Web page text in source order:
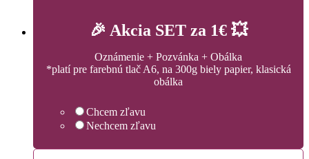
🎉 Akcia SET za 1€ 💥
Oznámenie + Pozvánka + Obálka
*platí pre farebnú tlač A6, na 300g biely papier, klasická
obálka
Chcem zľavu
Nechcem zľavu